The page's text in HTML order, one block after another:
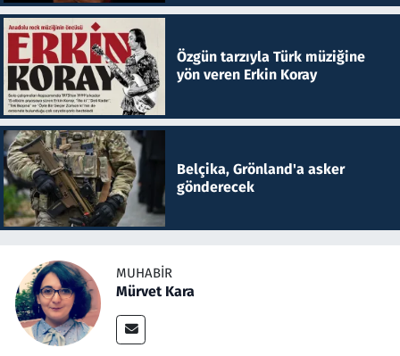
Özgün tarzıyla Türk müziğine
yön veren Erkin Koray
Belçika, Grönland'a asker
gönderecek
MUHABIR
Mürvet Kara